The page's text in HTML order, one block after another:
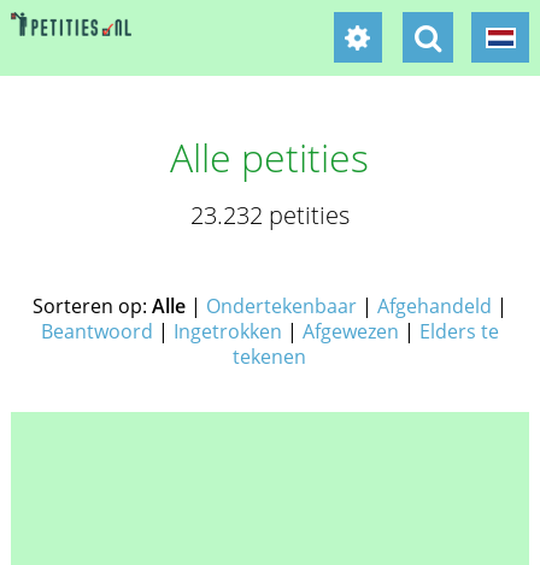
Alle petities
23.232 petities
Sorteren op: Alle| Ondertekenbaar| Afgehandeld |
Beantwoord | Ingetrokken | Afgewezen | Elders te
tekenen